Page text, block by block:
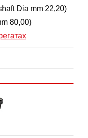
Dia mm 22,20)
80,00)